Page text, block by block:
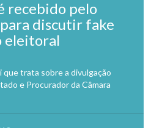
recebido pelo
discutir fake
eleitoral
trata sobre a divulgação
e Procurador da Câmara